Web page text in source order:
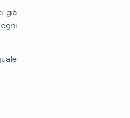
già